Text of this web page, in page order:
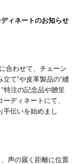
ィネートのお知らせ
合わせて、チェーン
て”や皮革製品の”縫
特注の記念品や贈呈
ディネートにて、
手伝いを始めまし
声の届く距離に位置